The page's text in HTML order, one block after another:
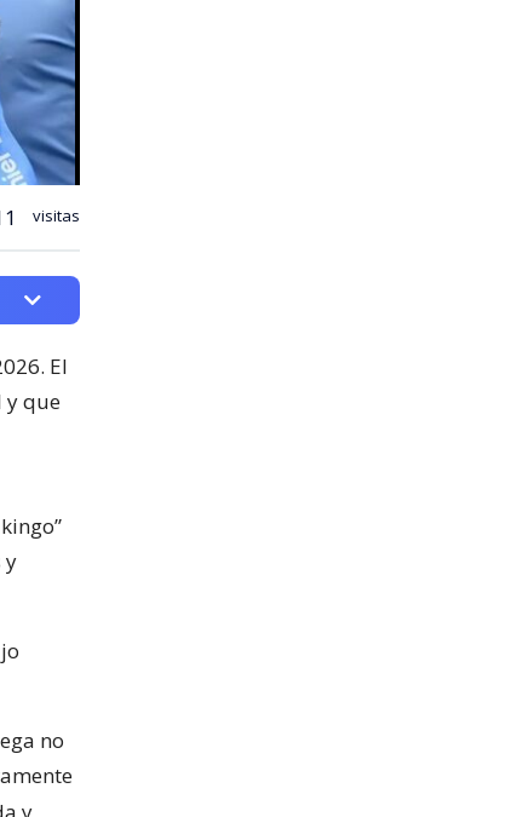
visitas
El
y que
y
no
y